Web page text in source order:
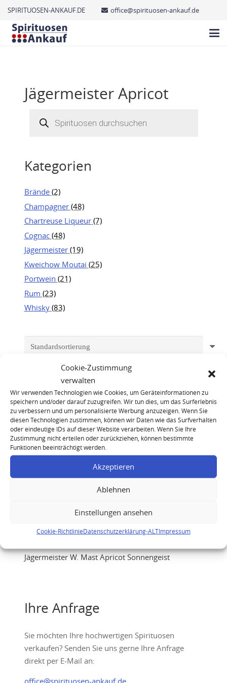
Cookie-Zustimmung
verwalten
Wir verwenden Technologien wie Cookies, um Geräteinformationen zu
speichern und/oder darauf zuzugreifen. Wir tun dies, um das Surferlebnis
zu verbessern und um personalisierte Werbung anzuzeigen. Wenn Sie
diesen Technologien zustimmen, können wir Daten wie das Surfverhalten
oder eindeutige IDs auf dieser Website verarbeiten. Wenn Sie Ihre
Zustimmung nicht erteilen oder zurückziehen, können bestimmte
Funktionen beeinträchtigt werden.
Akzeptieren
Ablehnen
Einstellungen ansehen
Cookie-RichtlinieDatenschutzerklärung-ALTImpressum
SPIRITUOSEN-ANKAUF.DE office@spirituosen-ankauf.de
Jägermeister Apricot
search
Kategorien
Brände (2)
Champagner (48)
Chartreuse Liqueur (7)
Cognac (48)
Jägermeister (19)
Kweichow Moutai (25)
Portwein (21)
Rum (23)
Whisky (83)
Jägermeister W. Mast Apricot Sonnengeist
Ihre Anfrage
Sie möchten Ihre hochwertigen Spirituosen
verkaufen? Senden Sie uns gerne Ihre Anfrage
direkt per E-Mail an:
office@spirituosen-ankauf.de